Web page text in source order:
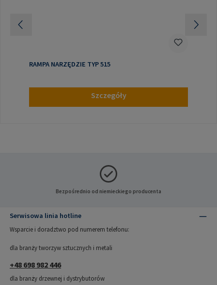
RAMPA NARZĘDZIE TYP 515
Szczegóły
Bezpośrednio od niemieckiego producenta
Serwisowa linia hotline
Wsparcie i doradztwo pod numerem telefonu:
dla branży tworzyw sztucznych i metali
+48 698 982 446
dla branży drzewnej i dystrybutorów